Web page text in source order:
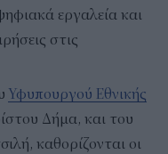
εργαλεία και
στις
Υφυπουργού Εθνικής
Δήμα, και του
καθορίζονται οι